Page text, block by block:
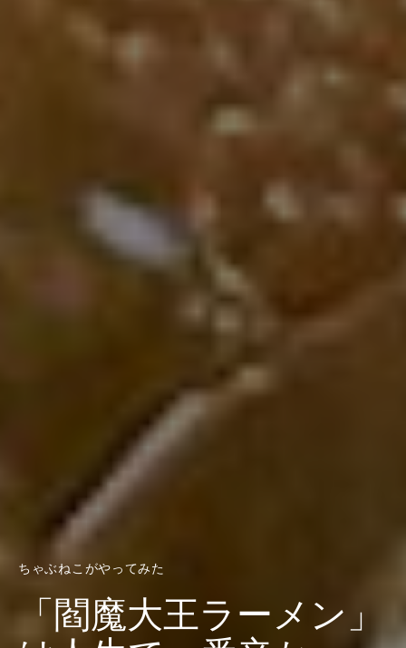
ちゃぶねこがやってみた
「閻魔大王ラーメン」